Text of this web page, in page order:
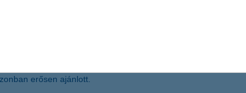
erősen ajánlott.